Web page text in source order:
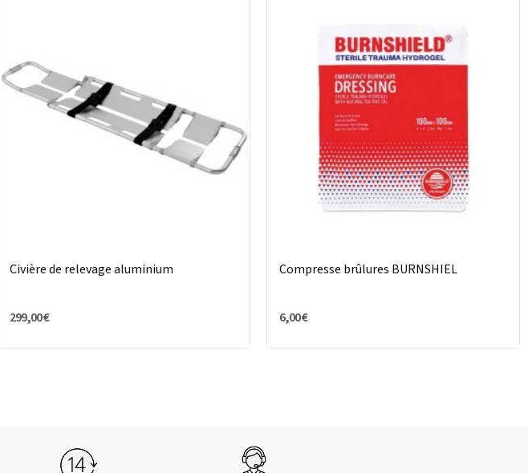
Civière de relevage aluminium
299,00 €
Compresse brûlures BURNSHIEL
6,00 €